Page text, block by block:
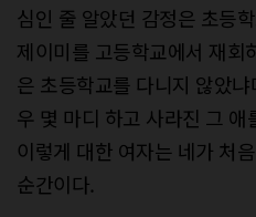
심인 줄 알았던 감정은 초등
제이미를 고등학교에서 재회
은 초등학교를 다니지 않았
우 몇 마디 하고 사라진 그
이렇게 대한 여자는 네가 처
순간이다.